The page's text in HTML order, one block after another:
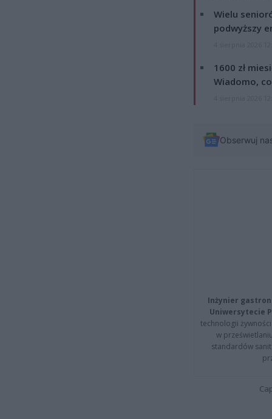
Wielu
podwyższy
1600 zł
Wiadomo,
Obserwuj
Inżynier
Uniwersytecie
technologii
w
standardów